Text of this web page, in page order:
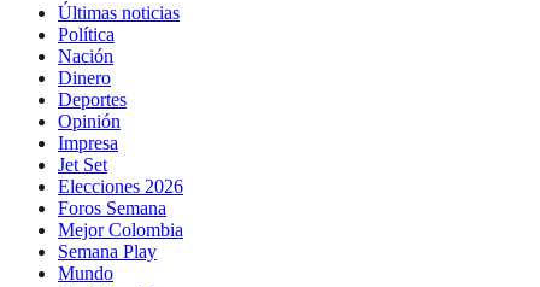
Últimas noticias
Política
Nación
Dinero
Deportes
Opinión
Impresa
Jet Set
Elecciones 2026
Foros Semana
Mejor Colombia
Semana Play
Mundo